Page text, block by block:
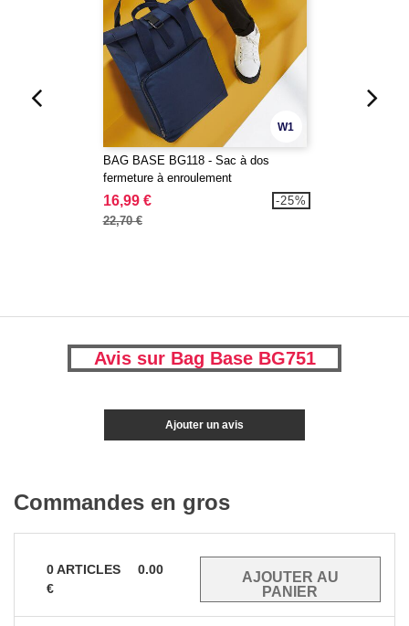
W1
BAG BASE BG118 - Sac à dos
fermeture à enroulement
16,99 €
22,70 €
-25%
Avis sur Bag Base BG751
Ajouter un avis
Commandes en gros
0ARTICLES
0.00
€